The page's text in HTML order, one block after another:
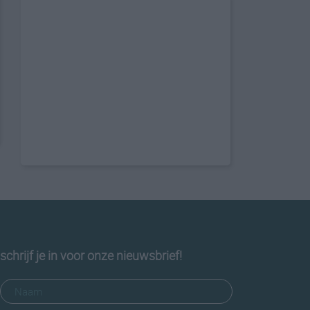
schrijf je in voor onze nieuwsbrief!